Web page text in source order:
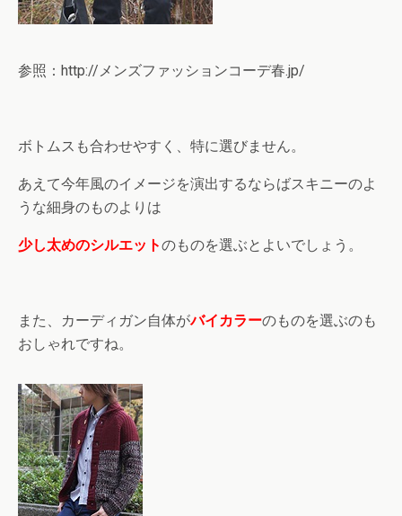
参照：http://メンズファッションコーデ春.jp/
ボトムスも合わせやすく、特に選びません。
あえて今年風のイメージを演出するならばスキニーのよ
うな細身のものよりは
少し太めのシルエットのものを選ぶとよいでしょう。
また、カーディガン自体がバイカラーのものを選ぶのも
おしゃれですね。